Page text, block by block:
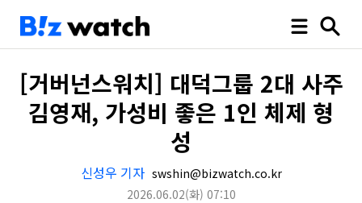
[거버넌스워치] 대덕그룹 2대 사주
김영재, 가성비 좋은 1인 체제 형
성
신성우 기자 swshin@bizwatch.co.kr
2026.06.02(화) 07:10